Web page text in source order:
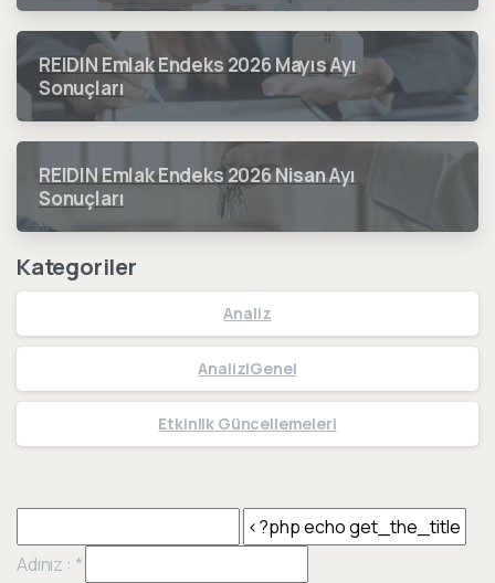
REIDIN Emlak Endeks 2026 Mayıs Ayı
Sonuçları
REIDIN Emlak Endeks 2026 Nisan Ayı
Sonuçları
Kategoriler
Analiz
Analiz|Genel
Etkinlik Güncellemeleri
Adınız : *